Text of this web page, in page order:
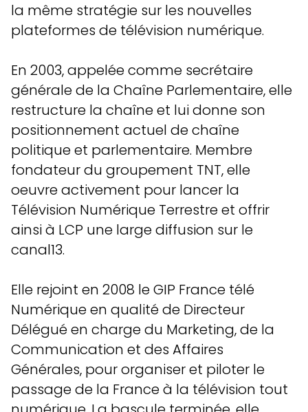
la même stratégie sur les nouvelles
plateformes de télévision numérique.
En 2003, appelée comme secrétaire
générale de la Chaîne Parlementaire, elle
restructure la chaîne et lui donne son
positionnement actuel de chaîne
politique et parlementaire. Membre
fondateur du groupement TNT, elle
oeuvre activement pour lancer la
Télévision Numérique Terrestre et offrir
ainsi à LCP une large diffusion sur le
canal13.
Elle rejoint en 2008 le GIP France télé
Numérique en qualité de Directeur
Délégué en charge du Marketing, de la
Communication et des Affaires
Générales, pour organiser et piloter le
passage de la France à la télévision tout